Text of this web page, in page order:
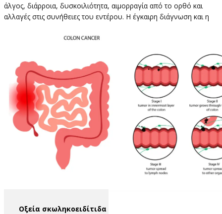
άλγος, διάρροια, δυσκοιλιότητα, αιμορραγία από το ορθό και
αλλαγές στις συνήθειες του εντέρου. Η έγκαιρη διάγνωση και η
αντιμετώπιση αυτών των καταστάσεων και τη διατήρηση της
​Οξεία σκωληκοειδίτιδα